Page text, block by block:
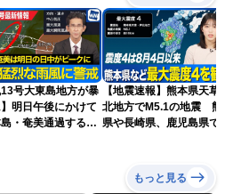
13号大東島地方が暴
明日午後にかけて
・奄美通過する見
【地震速報】熊本県天草
北地方でM5.1の地震 熊
県や長崎県、鹿児島県で
もっと見る